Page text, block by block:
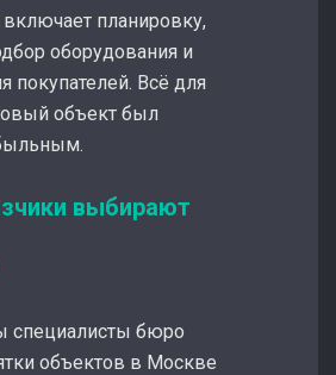
планировку,
оборудования и
Всё для
объект был
выбирают
специалисты бюро
объектов в Москве